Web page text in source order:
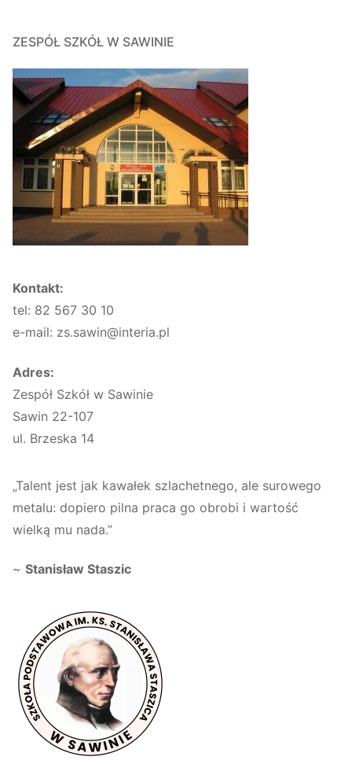
ZESPÓŁ SZKÓŁ W SAWINIE
Kontakt:
tel: 82 567 30 10
e-mail: zs.sawin@interia.pl
Adres:
Zespół Szkół w Sawinie
Sawin 22-107
ul. Brzeska 14
„Talent jest jak kawałek szlachetnego, ale surowego
metalu: dopiero pilna praca go obrobi i wartość
wielką mu nada.”
~ Stanisław Staszic